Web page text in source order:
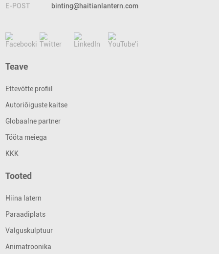
E-POST
binting@haitianlantern.com
Teave
Ettevõtte profiil
Autoriõiguste kaitse
Globaalne partner
Tööta meiega
KKK
Tooted
Hiina latern
Paraadiplats
Valguskulptuur
Animatroonika